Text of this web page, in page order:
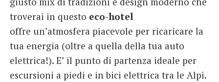
troverai in questo eco-hotel
offre un’atmosfera piacevole per ricaricare la
tua energia (oltre a quella della tua auto
elettrica!). E’ il punto di partenza ideale per
escursioni a piedi e in bici elettrica tra le Alpi.